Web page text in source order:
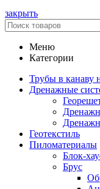
закрыть
Меню
Категории
Трубы в канаву
Дренажные
Геотекстиль
Пиломатериалы
Блок-
Брус